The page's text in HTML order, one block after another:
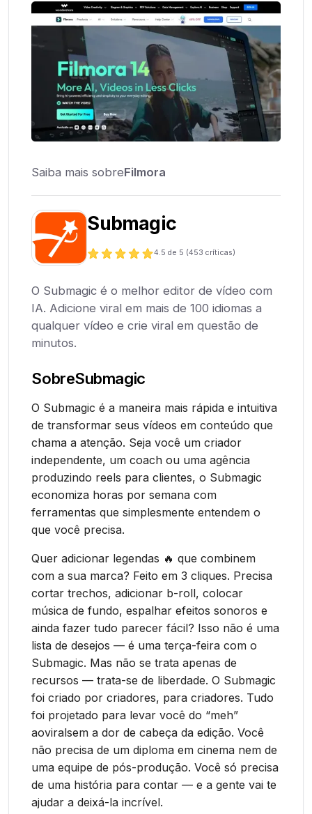
Saiba mais sobreFilmora
Submagic
4.5 de 5 (453 críticas)
O Submagic é o melhor editor de vídeo com
IA. Adicione viral em mais de 100 idiomas a
qualquer vídeo e crie viral em questão de
minutos.
SobreSubmagic
O Submagic é a maneira mais rápida e intuitiva
de transformar seus vídeos em conteúdo que
chama a atenção. Seja você um criador
independente, um coach ou uma agência
produzindo reels para clientes, o Submagic
economiza horas por semana com
ferramentas que simplesmente entendem o
que você precisa.
Quer adicionar legendas 🔥 que combinem
com a sua marca? Feito em 3 cliques. Precisa
cortar trechos, adicionar b-roll, colocar
música de fundo, espalhar efeitos sonoros e
ainda fazer tudo parecer fácil? Isso não é uma
lista de desejos — é uma terça-feira com o
Submagic. Mas não se trata apenas de
recursos — trata-se de liberdade. O Submagic
foi criado por criadores, para criadores. Tudo
foi projetado para levar você do “meh”
aoviralsem a dor de cabeça da edição. Você
não precisa de um diploma em cinema nem de
uma equipe de pós-produção. Você só precisa
de uma história para contar — e a gente vai te
ajudar a deixá-la incrível.